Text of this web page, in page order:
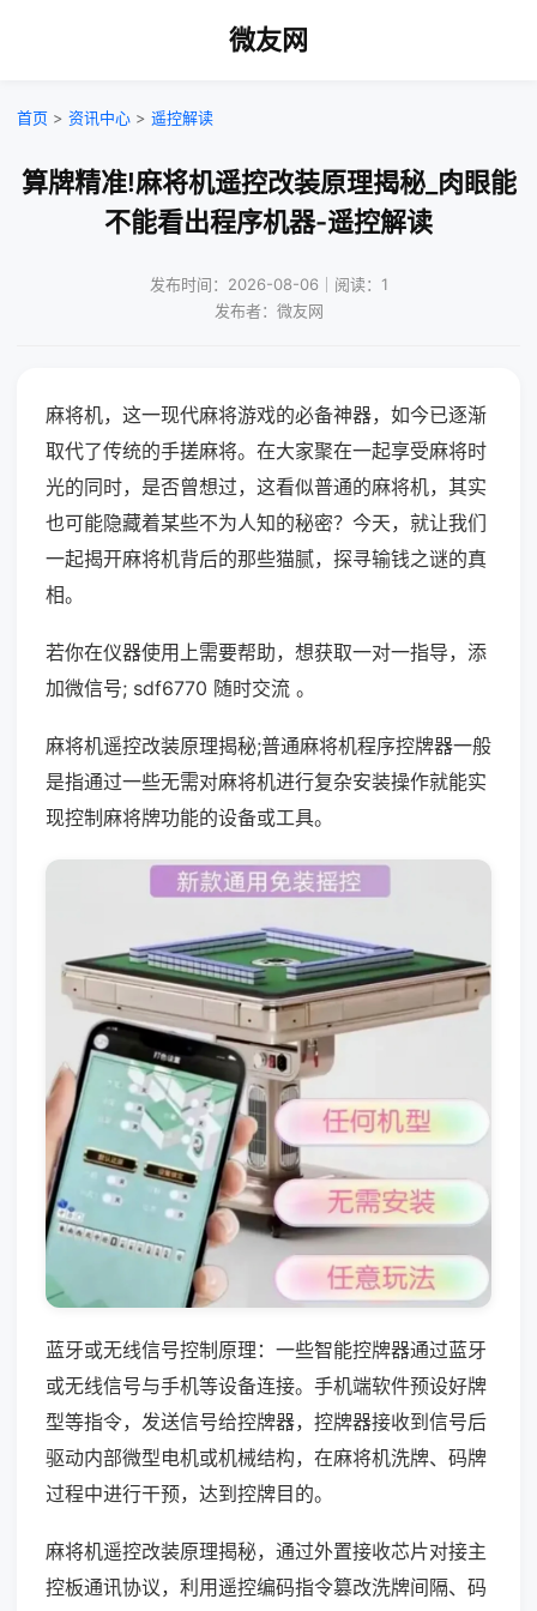
微友网
首页 > 资讯中心 > 遥控解读
算牌精准!麻将机遥控改装原理揭秘_肉眼能
不能看出程序机器-遥控解读
发布时间：2026-08-06｜阅读：1
发布者：微友网
麻将机，这一现代麻将游戏的必备神器，如今已逐渐
取代了传统的手搓麻将。在大家聚在一起享受麻将时
光的同时，是否曾想过，这看似普通的麻将机，其实
也可能隐藏着某些不为人知的秘密？今天，就让我们
一起揭开麻将机背后的那些猫腻，探寻输钱之谜的真
相。
若你在仪器使用上需要帮助，想获取一对一指导，添
加微信号; sdf6770 随时交流 。
麻将机遥控改装原理揭秘;普通麻将机程序控牌器一般
是指通过一些无需对麻将机进行复杂安装操作就能实
现控制麻将牌功能的设备或工具。
蓝牙或无线信号控制原理：一些智能控牌器通过蓝牙
或无线信号与手机等设备连接。手机端软件预设好牌
型等指令，发送信号给控牌器，控牌器接收到信号后
驱动内部微型电机或机械结构，在麻将机洗牌、码牌
过程中进行干预，达到控牌目的。
麻将机遥控改装原理揭秘，通过外置接收芯片对接主
控板通讯协议，利用遥控编码指令篡改洗牌间隔、码